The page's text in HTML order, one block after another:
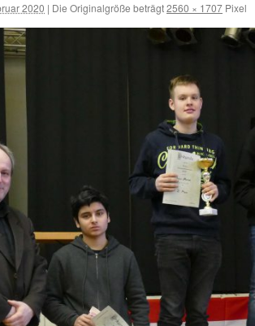
2020 | Die Originalgröße beträgt2560 × 1707 Pixel